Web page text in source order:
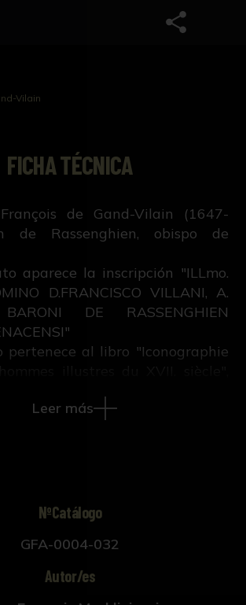
Vilain
FICHA TÉCNICA
de Gand-Vilain (1647-
de Rassenghien, obispo de
aparece la inscripción "ILLmo.
D.FRANCISCO VILLANI, A.
BARONI DE RASSENGHIEN
pertenece al libro "Iconographie
Anton Van Dyck y publicado en
Leer más
NºCatálogo
GFA-0004-032
Autor/es